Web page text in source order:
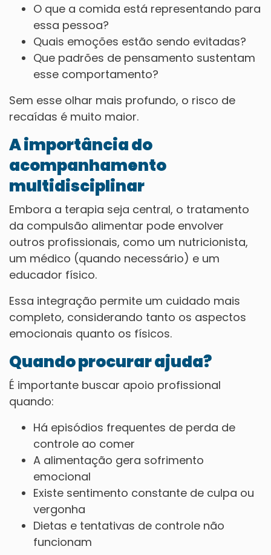
O que a comida está representando para
essa pessoa?
Quais emoções estão sendo evitadas?
Que padrões de pensamento sustentam
esse comportamento?
Sem esse olhar mais profundo, o risco de
recaídas é muito maior.
A importância do
acompanhamento
multidisciplinar
Embora a terapia seja central, o tratamento
da compulsão alimentar pode envolver
outros profissionais, como um nutricionista,
um médico (quando necessário) e um
educador físico.
Essa integração permite um cuidado mais
completo, considerando tanto os aspectos
emocionais quanto os físicos.
Quando procurar ajuda?
É importante buscar apoio profissional
quando:
Há episódios frequentes de perda de
controle ao comer
A alimentação gera sofrimento
emocional
Existe sentimento constante de culpa ou
vergonha
Dietas e tentativas de controle não
funcionam